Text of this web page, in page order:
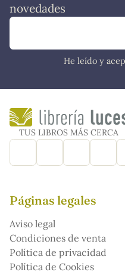
novedades
He leído y
TUS LIBROS MÁS CERCA
Páginas legales
Aviso legal
Condiciones de venta
Política de privacidad
Política de Cookies